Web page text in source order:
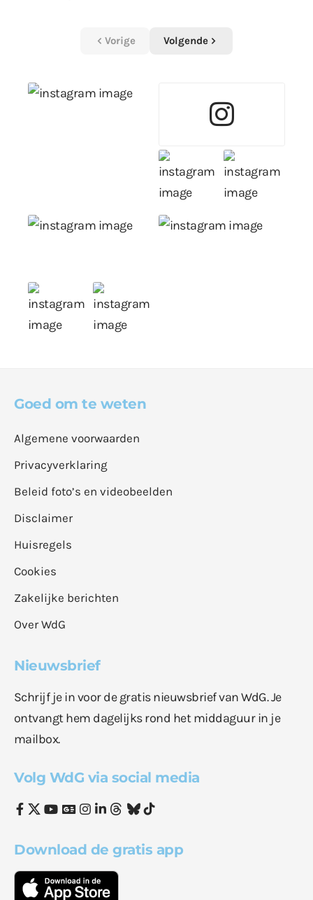
Vorige Volgende
Goed om te weten
Algemene voorwaarden
Privacyverklaring
Beleid foto’s en videobeelden
Disclaimer
Huisregels
Cookies
Zakelijke berichten
Over WdG
Nieuwsbrief
Schrijf je in voor de gratis nieuwsbrief van WdG. Je
ontvangt hem dagelijks rond het middaguur in je
mailbox.
Volg WdG via social media
Download de gratis app